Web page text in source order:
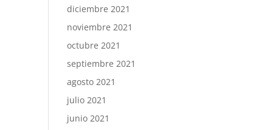
diciembre 2021
noviembre 2021
octubre 2021
septiembre 2021
agosto 2021
julio 2021
junio 2021